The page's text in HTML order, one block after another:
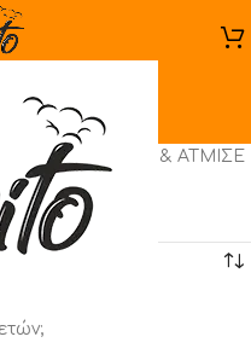
ΑΝΑΚΑΤΕΨΕ & ΑΤΜΙΣΕ